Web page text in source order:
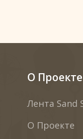
О Проекте
Лента Sand
О Проекте